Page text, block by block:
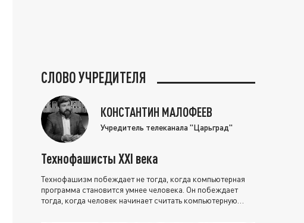
СЛОВО УЧРЕДИТЕЛЯ
КОНСТАНТИН МАЛОФЕЕВ
Учредитель телеканала "Царьград"
Технофашисты XXI века
Технофашизм побеждает не тогда, когда компьютерная
программа становится умнее человека. Он побеждает
тогда, когда человек начинает считать компьютерную